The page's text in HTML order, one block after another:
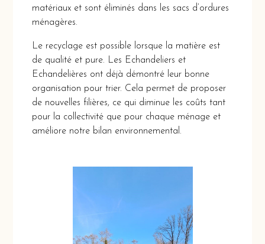
matériaux et sont éliminés dans les sacs d’ordures
ménagères.
Le recyclage est possible lorsque la matière est
de qualité et pure. Les Echandeliers et
Echandelières ont déjà démontré leur bonne
organisation pour trier. Cela permet de proposer
de nouvelles filières, ce qui diminue les coûts tant
pour la collectivité que pour chaque ménage et
améliore notre bilan environnemental.